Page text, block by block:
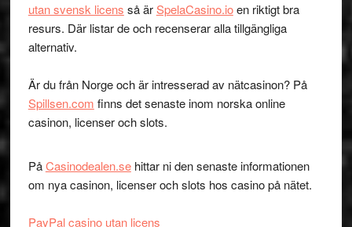
utan svensk licens så ärSpelaCasino.ioen riktigt bra
resurs. Där listar de och recenserar alla tillgängliga
alternativ.
Är du från Norge och är intresserad av nätcasinon? På
Spillsen.com finns det senaste inom norska online
casinon, licenser och slots.
PåCasinodealen.sehittar ni den senaste informationen
om nya casinon, licenser och slots hos casino på nätet.
PayPal casino utan licens